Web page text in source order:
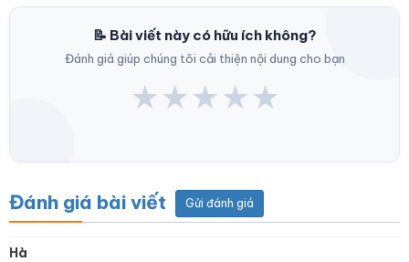
📝 Bài viết này có hữu ích không?
Đánh giá giúp chúng tôi cải thiện nội dung cho bạn
★★★★★
Đánh giá bài viết Gửi đánh giá
Hà